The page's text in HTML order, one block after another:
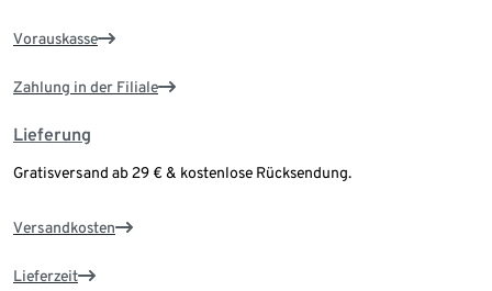
Vorauskasse
Zahlung in der Filiale
Lieferung
Gratisversand ab 29 € & kostenlose Rücksendung.
Versandkosten
Lieferzeit